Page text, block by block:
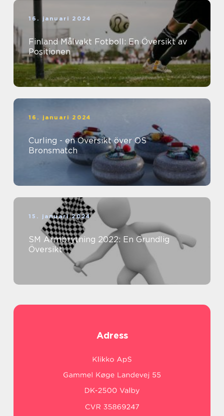
16. januari 2024
Finland Målvakt Fotboll: En Översikt av
Positionen
16. januari 2024
Curling - en Översikt över OS
Bronsmatch
15. januari 2024
SM Armbrytning 2022: En Grundlig
Översikt
Adress